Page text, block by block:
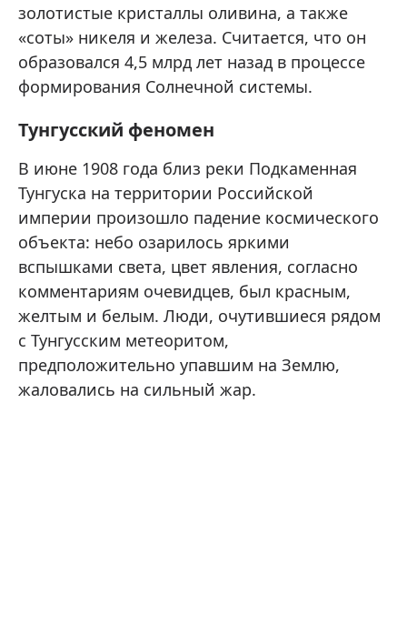
золотистые кристаллы оливина, а также
«соты» никеля и железа. Считается, что он
образовался 4,5 млрд лет назад в процессе
формирования Солнечной системы.
Тунгусский феномен
В июне 1908 года близ реки Подкаменная
Тунгуска на территории Российской
империи произошло падение космического
объекта: небо озарилось яркими
вспышками света, цвет явления, согласно
комментариям очевидцев, был красным,
желтым и белым. Люди, очутившиеся рядом
с Тунгусским метеоритом,
предположительно упавшим на Землю,
жаловались на сильный жар.